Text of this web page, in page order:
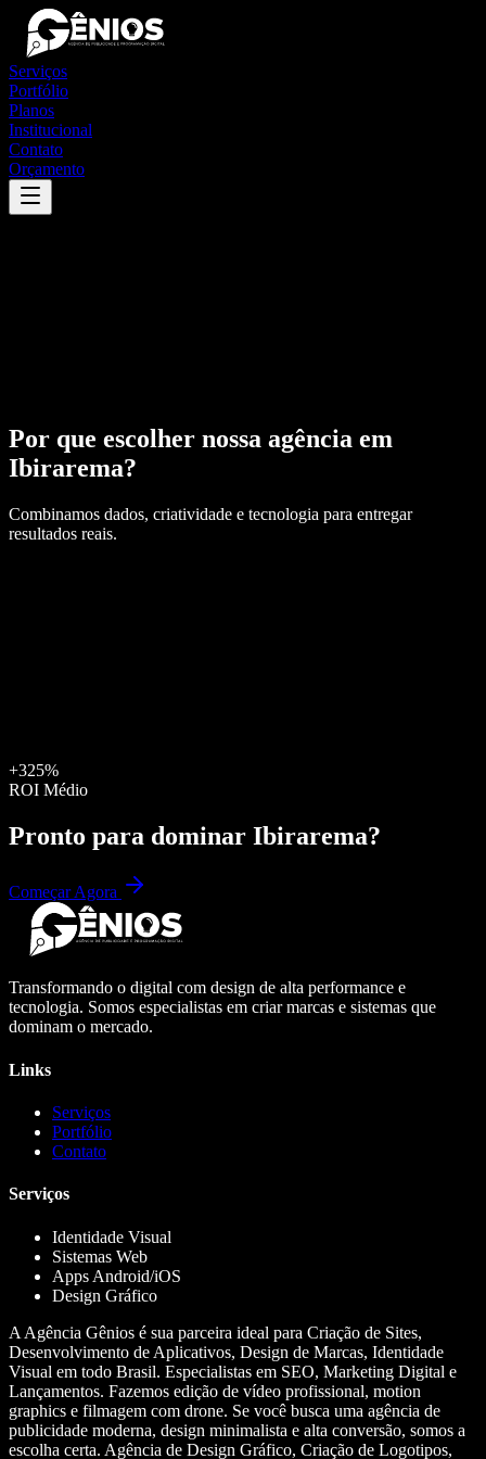
Serviços
Portfólio
Planos
Institucional
Contato
Orçamento
Por que escolher nossa agência em
Ibirarema?
Combinamos dados, criatividade e tecnologia para entregar
resultados reais.
+325%
ROI Médio
Pronto para dominar Ibirarema?
Começar Agora
Transformando o digital com design de alta performance e
tecnologia. Somos especialistas em criar marcas e sistemas que
dominam o mercado.
Links
Serviços
Portfólio
Contato
Serviços
Identidade Visual
Sistemas Web
Apps Android/iOS
Design Gráfico
A Agência Gênios é sua parceira ideal para Criação de Sites,
Desenvolvimento de Aplicativos, Design de Marcas, Identidade
Visual em todo Brasil. Especialistas em SEO, Marketing Digital e
Lançamentos. Fazemos edição de vídeo profissional, motion
graphics e filmagem com drone. Se você busca uma agência de
publicidade moderna, design minimalista e alta conversão, somos a
escolha certa. Agência de Design Gráfico, Criação de Logotipos,